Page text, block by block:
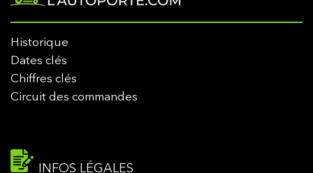
Historique
Dates clés
Chiffres clés
Circuit des commandes
INFOS LÉGALES